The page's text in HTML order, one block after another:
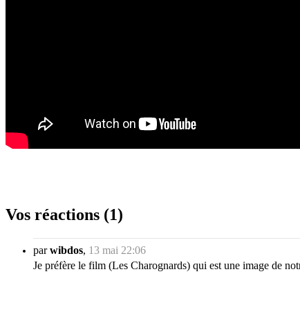
Vos réactions (1)
parwibdos, 13 mai 22:06
Je préfère le film (Les Charognards) qui est une image de